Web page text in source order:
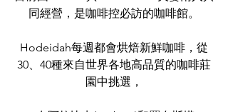
同經營，是咖啡控必訪的咖啡館。
Hodeidah每週都會烘焙新鮮咖啡，從
30、40種來自世界各地高品質的咖啡莊
園中挑選，